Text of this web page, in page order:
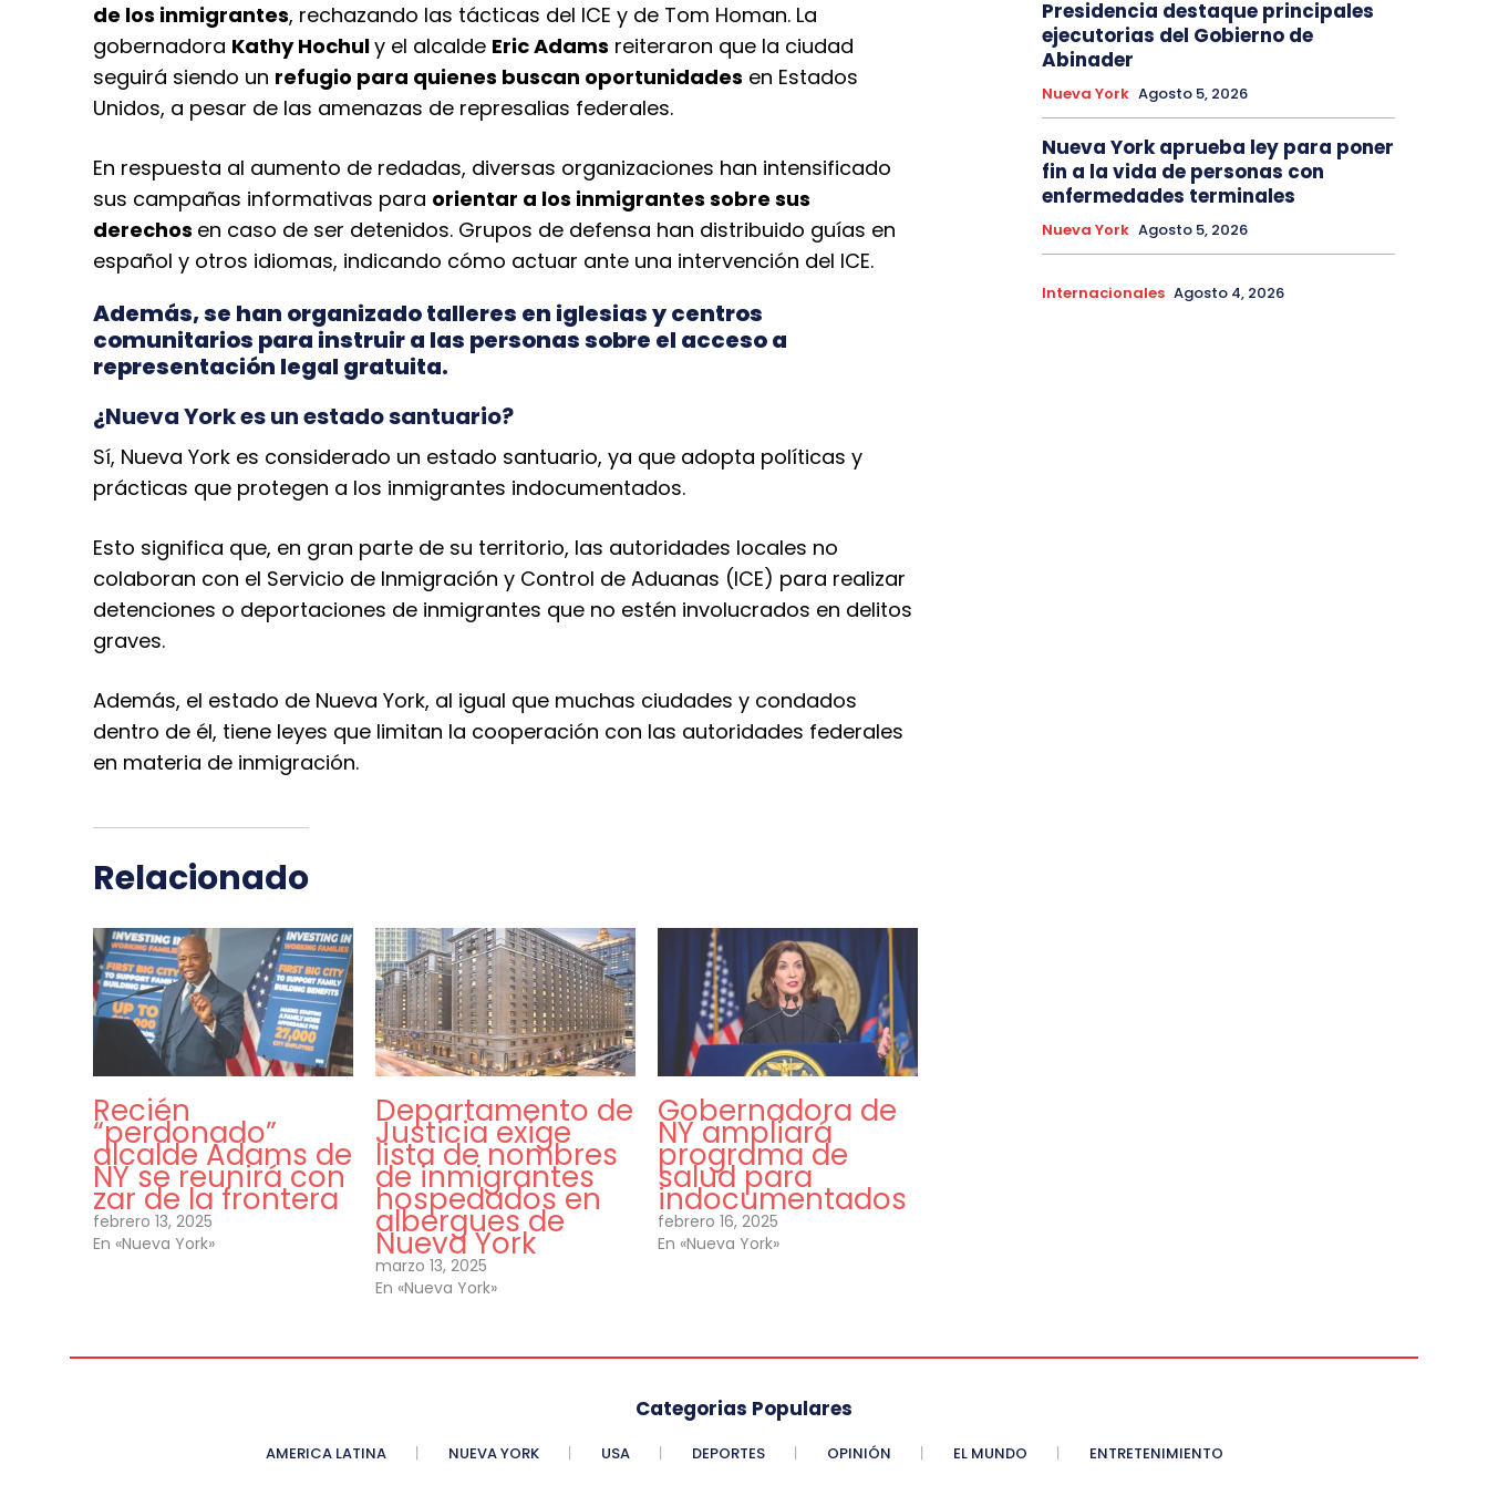
de los inmigrantes, rechazando las tácticas del ICE y de Tom Homan. La
gobernadora Kathy Hochuly el alcalde Eric Adams reiteraron que la ciudad
seguirá siendo un refugio para quienes buscan oportunidades en Estados
Unidos, a pesar de las amenazas de represalias federales.
En respuesta al aumento de redadas, diversas organizaciones han intensificado
sus campañas informativas para orientar a los inmigrantes sobre sus
derechos en caso de ser detenidos. Grupos de defensa han distribuido guías en
español y otros idiomas, indicando cómo actuar ante una intervención del ICE.
Además, se han organizado talleres en iglesias y centros
comunitarios para instruir a las personas sobre el acceso a
representación legal gratuita.
¿Nueva York es un estado santuario?
Sí, Nueva York es considerado un estado santuario, ya que adopta políticas y
prácticas que protegen a los inmigrantes indocumentados.
Esto significa que, en gran parte de su territorio, las autoridades locales no
colaboran con el Servicio de Inmigración y Control de Aduanas (ICE) para realizar
detenciones o deportaciones de inmigrantes que no estén involucrados en delitos
graves.
Además, el estado de Nueva York, al igual que muchas ciudades y condados
dentro de él, tiene leyes que limitan la cooperación con las autoridades federales
en materia de inmigración.
Relacionado
Recién
“perdonado”
alcalde Adams de
NY se reunirá con
zar de la frontera
febrero 13, 2025
En «Nueva York»
Departamento de
Justicia exige
lista de nombres
de inmigrantes
hospedados en
albergues de
Nueva York
marzo 13, 2025
En «Nueva York»
Gobernadora de
NY ampliará
programa de
salud para
indocumentados
febrero 16, 2025
En «Nueva York»
Presidencia destaque principales
ejecutorias del Gobierno de
Abinader
Nueva York Agosto 5, 2026
Nueva York aprueba ley para poner
fin a la vida de personas con
enfermedades terminales
Nueva York Agosto 5, 2026
Internacionales Agosto 4, 2026
Categorias Populares
AMERICA LATINA NUEVA YORK USA DEPORTES OPINIÓN EL MUNDO ENTRETENIMIENTO